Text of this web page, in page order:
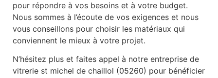
pour répondre à vos besoins et à votre budget.
Nous sommes à l’écoute de vos exigences et nous
vous conseillons pour choisir les matériaux qui
conviennent le mieux à votre projet.
N’hésitez plus et faites appel à notre entreprise de
vitrerie st michel de chaillol (05260) pour bénéficier